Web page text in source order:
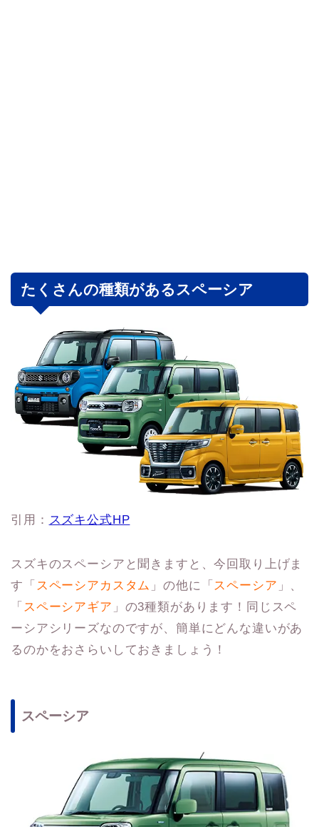
たくさんの種類があるスペーシア
引用： スズキ公式HP
スズキのスペーシアと聞きますと、今回取り上げま
す「 スペーシアカスタム 」の他に「 スペーシア 」、
「 スペーシアギア 」の3種類があります！同じスペ
ーシアシリーズなのですが、簡単にどんな違いがあ
るのかをおさらいしておきましょう！
スペーシア